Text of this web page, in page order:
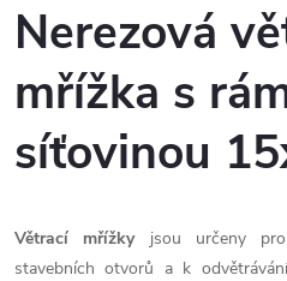
Nerezová
mřížka s
síťovinou
Větrací mřížky
jsou určeny
stavebních otvorů a k